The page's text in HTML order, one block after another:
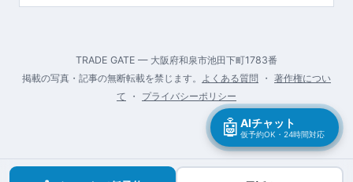
TRADE GATE — 大阪府和泉市池田下町1783番
掲載の写真・記事の無断転載を禁じます。 よくある質問 ・ 著作権につい
て ・ プライバシーポリシー
🤖 AIチャット
仮予約OK・24時間対応